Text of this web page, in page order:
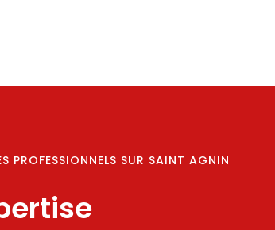
PROFESSIONNELS SUR SAINT AGNIN